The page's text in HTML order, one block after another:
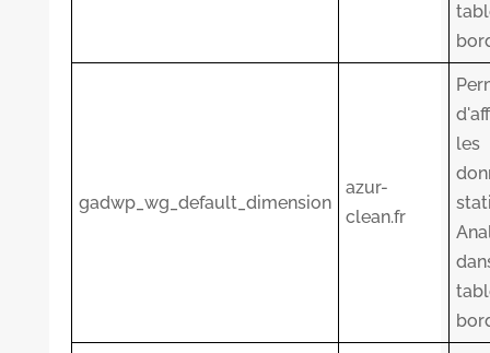
gadwp_wg_default_dimension
azur-
clean.fr
les